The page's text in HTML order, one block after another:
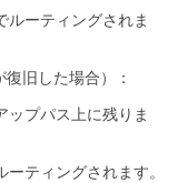
ルーティングされま
旧した場合）：
ップパス上に残りま
ティングされます。